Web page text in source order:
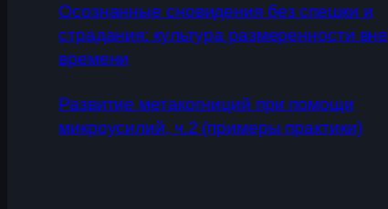
Осознанные сновидения без спешки и
страдания: культура размеренности вне
времени
Развитие метакогниций при помощи
микроусилий, ч.2 (примеры практики)